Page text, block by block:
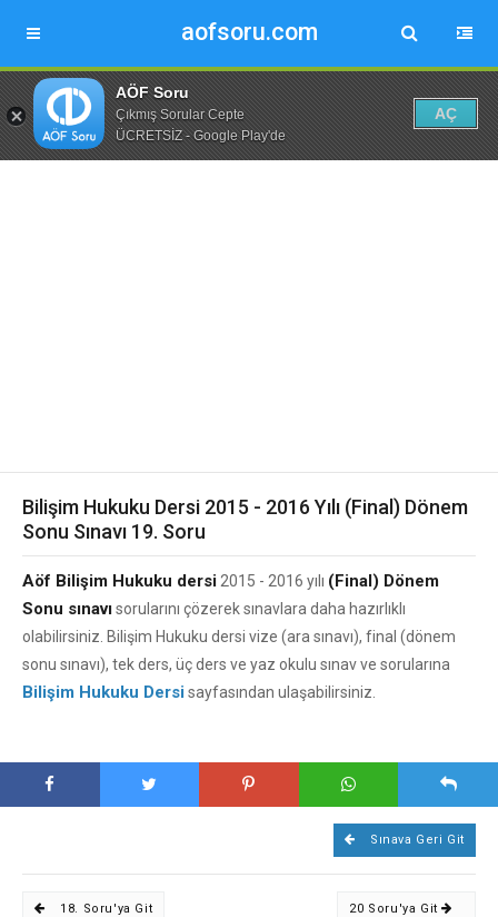
aofsoru.com
AÖF Soru
Çıkmış Sorular Cepte
ÜCRETSİZ - Google Play'de
AÇ
Bilişim Hukuku Dersi 2015 - 2016 Yılı (Final) Dönem
Sonu Sınavı 19. Soru
Aöf Bilişim Hukuku dersi 2015 - 2016 yılı (Final) Dönem
Sonu sınavısorularını çözerek sınavlara daha hazırlıklı
olabilirsiniz. Bilişim Hukuku dersi vize (ara sınavı), final (dönem
sonu sınavı), tek ders, üç ders ve yaz okulu sınav ve sorularına
Bilişim Hukuku Dersisayfasından ulaşabilirsiniz.
Sınava Geri Git
18. Soru'ya Git 20 Soru'ya Git